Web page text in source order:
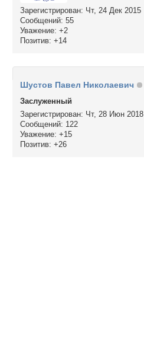
Зарегистрирован: Чт, 24 Дек 2015
Сообщений: 55
Уважение: +2
Позитив: +14
Шустов Павел Николаевич
Заслуженный
Зарегистрирован: Чт, 28 Июн 2018
Сообщений: 122
Уважение: +15
Позитив: +26